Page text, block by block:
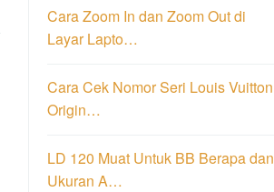
Cara Zoom In dan Zoom Out di
Layar Lapto…
Cara Cek Nomor Seri Louis Vuitton
Origin…
LD 120 Muat Untuk BB Berapa dan
Ukuran A…